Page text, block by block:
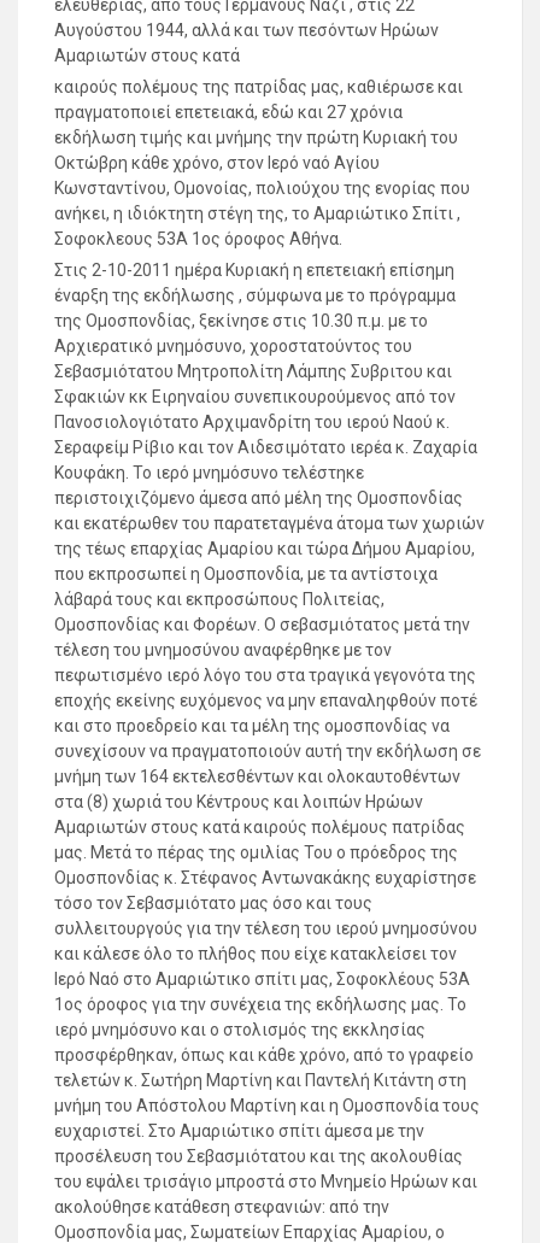
ελευθερίας, από τους Γερμανούς Ναζί , στις 22
Αυγούστου 1944, αλλά και των πεσόντων Ηρώων
Αμαριωτών στους κατά
καιρούς πολέμους της πατρίδας μας, καθιέρωσε και
πραγματοποιεί επετειακά, εδώ και 27 χρόνια
εκδήλωση τιμής και μνήμης την πρώτη Κυριακή του
Οκτώβρη κάθε χρόνο, στον Ιερό ναό Αγίου
Κωνσταντίνου, Ομονοίας, πολιούχου της ενορίας που
ανήκει, η ιδιόκτητη στέγη της, το Αμαριώτικο Σπίτι ,
Σοφοκλεους 53Α 1ος όροφος Αθήνα.
Στις 2-10-2011 ημέρα Κυριακή η επετειακή επίσημη
έναρξη της εκδήλωσης , σύμφωνα με το πρόγραμμα
της Ομοσπονδίας, ξεκίνησε στις 10.30 π.μ. με το
Αρχιερατικό μνημόσυνο, χοροστατούντος του
Σεβασμιότατου Μητροπολίτη Λάμπης Συβριτου και
Σφακιών κκ Ειρηναίου συνεπικουρούμενος από τον
Πανοσιολογιότατο Αρχιμανδρίτη του ιερού Ναού κ.
Σεραφείμ Ρίβιο και τον Αιδεσιμότατο ιερέα κ. Ζαχαρία
Κουφάκη. Το ιερό μνημόσυνο τελέστηκε
περιστοιχιζόμενο άμεσα από μέλη της Ομοσπονδίας
και εκατέρωθεν του παρατεταγμένα άτομα των χωριών
της τέως επαρχίας Αμαρίου και τώρα Δήμου Αμαρίου,
που εκπροσωπεί η Ομοσπονδία, με τα αντίστοιχα
λάβαρά τους και εκπροσώπους Πολιτείας,
Ομοσπονδίας και Φορέων. Ο σεβασμιότατος μετά την
τέλεση του μνημοσύνου αναφέρθηκε με τον
πεφωτισμένο ιερό λόγο του στα τραγικά γεγονότα της
εποχής εκείνης ευχόμενος να μην επαναληφθούν ποτέ
και στο προεδρείο και τα μέλη της ομοσπονδίας να
συνεχίσουν να πραγματοποιούν αυτή την εκδήλωση σε
μνήμη των 164 εκτελεσθέντων και ολοκαυτοθέντων
στα (8) χωριά του Κέντρους και λοιπών Ηρώων
Αμαριωτών στους κατά καιρούς πολέμους πατρίδας
μας. Μετά το πέρας της ομιλίας Του ο πρόεδρος της
Ομοσπονδίας κ. Στέφανος Αντωνακάκης ευχαρίστησε
τόσο τον Σεβασμιότατο μας όσο και τους
συλλειτουργούς για την τέλεση του ιερού μνημοσύνου
και κάλεσε όλο το πλήθος που είχε κατακλείσει τον
Ιερό Ναό στο Αμαριώτικο σπίτι μας, Σοφοκλέους 53Α
1ος όροφος για την συνέχεια της εκδήλωσης μας. Το
ιερό μνημόσυνο και ο στολισμός της εκκλησίας
προσφέρθηκαν, όπως και κάθε χρόνο, από το γραφείο
τελετών κ. Σωτήρη Μαρτίνη και Παντελή Κιτάντη στη
μνήμη του Απόστολου Μαρτίνη και η Ομοσπονδία τους
ευχαριστεί. Στο Αμαριώτικο σπίτι άμεσα με την
προσέλευση του Σεβασμιότατου και της ακολουθίας
του εψάλει τρισάγιο μπροστά στο Μνημείο Ηρώων και
ακολούθησε κατάθεση στεφανιών: από την
Ομοσπονδία μας, Σωματείων Επαρχίας Αμαρίου, ο